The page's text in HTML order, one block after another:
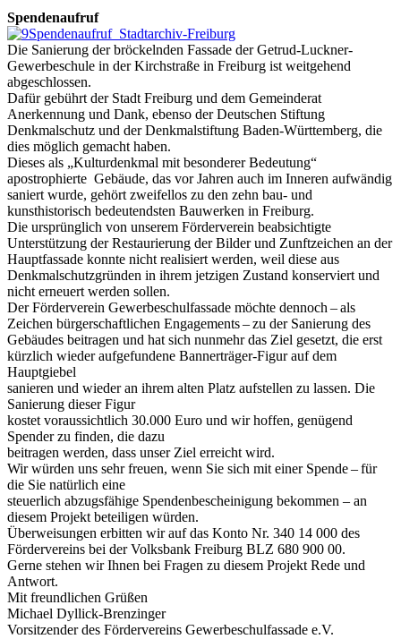
Spendenaufruf
Die Sanierung der bröckelnden Fassade der Getrud-Luckner-
Gewerbeschule in der Kirchstraße in Freiburg ist weitgehend
abgeschlossen.
Dafür gebührt der Stadt Freiburg und dem Gemeinderat
Anerkennung und Dank, ebenso der Deutschen Stiftung
Denkmalschutz und der Denkmalstiftung Baden-Württemberg, die
dies möglich gemacht haben.
Dieses als „Kulturdenkmal mit besonderer Bedeutung“
apostrophierte Gebäude, das vor Jahren auch im Inneren aufwändig
saniert wurde, gehört zweifellos zu den zehn bau- und
kunsthistorisch bedeutendsten Bauwerken in Freiburg.
Die ursprünglich von unserem Förderverein beabsichtigte
Unterstützung der Restaurierung der Bilder und Zunftzeichen an der
Hauptfassade konnte nicht realisiert werden, weil diese aus
Denkmalschutzgründen in ihrem jetzigen Zustand konserviert und
nicht erneuert werden sollen.
Der Förderverein Gewerbeschulfassade möchte dennoch – als
Zeichen bürgerschaftlichen Engagements – zu der Sanierung des
Gebäudes beitragen und hat sich nunmehr das Ziel gesetzt, die erst
kürzlich wieder aufgefundene Bannerträger-Figur auf dem
Hauptgiebel
sanieren und wieder an ihrem alten Platz aufstellen zu lassen. Die
Sanierung dieser Figur
kostet voraussichtlich 30.000 Euro und wir hoffen, genügend
Spender zu finden, die dazu
beitragen werden, dass unser Ziel erreicht wird.
Wir würden uns sehr freuen, wenn Sie sich mit einer Spende – für
die Sie natürlich eine
steuerlich abzugsfähige Spendenbescheinigung bekommen – an
diesem Projekt beteiligen würden.
Überweisungen erbitten wir auf das Konto Nr. 340 14 000 des
Fördervereins bei der Volksbank Freiburg BLZ 680 900 00.
Gerne stehen wir Ihnen bei Fragen zu diesem Projekt Rede und
Antwort.
Mit freundlichen Grüßen
Michael Dyllick-Brenzinger
Vorsitzender des Fördervereins Gewerbeschulfassade e.V.